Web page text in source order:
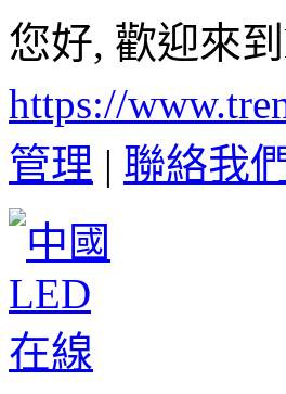
您好, 歡迎來
https://
管理 | 聯絡我們